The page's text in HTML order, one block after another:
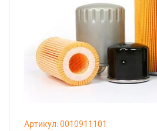
Артикул: 0010911101